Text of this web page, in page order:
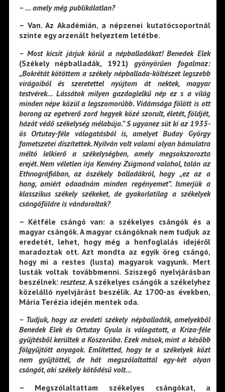
– … amely még publikálatlan?
– Van. Az Akadémián, a népzenei kutatócsoportnál
szinte egy arzenált helyeztem letétbe.
– Most kicsit járjuk körül a népballadákat! Benedek Elek
(Székely népballadák, 1921)gyönyörűen fogalmaz:
„Bokrétát kötöttem a székely népballada-költészet legszebb
virágaiból és szeretettel nyújtom át nektek, magyar
testvérek… Lássátok milyen gazdaglelkű nép ez s a világ
minden népe közül a legszomorúbb. Vidámsága fölött is ott
borong az egetverő zord hegyek közé szorult, életét, földjét,
házát védő székelység mélabúja.” S ugyanez süt ki az 1935-
ös Ortutay-féle válogatásból is, amelyet Buday György
fametszetei díszítettek. Nyilván volt valami olyan bámulatra
méltó lelkierő a székelységben, amely megsokszorozta
erejét. Nem véletlen írja Kemény Zsigmond valahol, talán az
Ethnográfiában, az ószékely balladákról, hogy „ez az a
hang, amiért odaadnám minden regényemet”. Ismerjük a
klasszikus székely székeket, de gyakorlatilag a székelyek
csángóföldre is vándoroltak?
– Kétféle csángó van: a székelyes csángók és a
magyar csángók. A magyar csángóknak nem tudjuk az
eredetét, lehet, hogy még a honfoglalás idejéről
maradoztak ott. Azt mondta az egyik öreg csángó,
hogy mi a restes (lusta) magyarok vagyunk. Mert
lusták voltak továbbmenni. Sziszegő nyelvjárásban
beszélnek: resztesz.A székelyes csángók a székelyhez
közelálló nyelvjárást beszélik. Az 1700-as években,
Mária Terézia idején mentek oda.
– Tudjuk, hogy az eredeti székely népballadák, amelyekből
Benedek Elek és Ortutay Gyula is válogatott, a Kriza-féle
gyűjtésből kerültek a Koszorúba. Ezek mások, mint a később
fölgyűjtött anyagok. Említetted, hogy te a székelyek közt
nem gyűjtöttél, de hát megszólaltattál egy-két olyan
csángót, aki székely kötődésű volt…
– Megszólaltattam székelyes csángókat, a